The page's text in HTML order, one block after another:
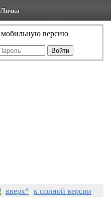
Личка
версию
вверх^ к полной версии